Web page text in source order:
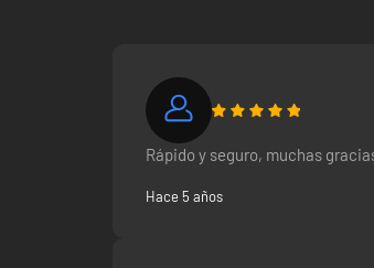
Rápido y seguro, muchas
Hace 5 años